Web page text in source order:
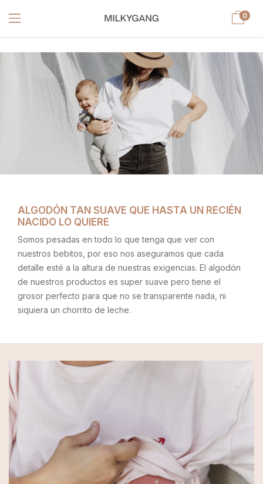
0
ALGODÓN TAN SUAVE QUE HASTA UN RECIÉN
NACIDO LO QUIERE
Somos pesadas en todo lo que tenga que ver con
nuestros bebitos, por eso nos aseguramos que cada
detalle esté a la altura de nuestras exigencias. El algodón
de nuestros productos es super suave pero tiene el
grosor perfecto para que no se transparente nada, ni
siquiera un chorrito de leche.